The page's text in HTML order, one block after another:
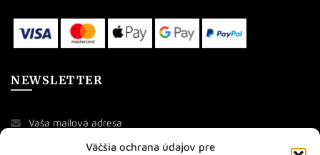
Väčšia ochrana údajov pre
NEWSLETTER